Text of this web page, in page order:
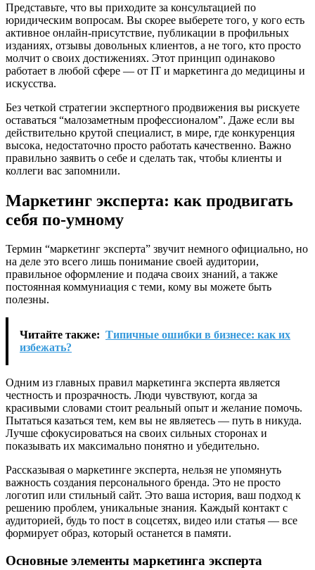
Представьте, что вы приходите за консультацией по
юридическим вопросам. Вы скорее выберете того, у кого есть
активное онлайн-присутствие, публикации в профильных
изданиях, отзывы довольных клиентов, а не того, кто просто
молчит о своих достижениях. Этот принцип одинаково
работает в любой сфере — от IT и маркетинга до медицины и
искусства.
Без четкой стратегии экспертного продвижения вы рискуете
оставаться “малозаметным профессионалом”. Даже если вы
действительно крутой специалист, в мире, где конкуренция
высока, недостаточно просто работать качественно. Важно
правильно заявить о себе и сделать так, чтобы клиенты и
коллеги вас запомнили.
Маркетинг эксперта: как продвигать
себя по-умному
Термин “маркетинг эксперта” звучит немного официально, но
на деле это всего лишь понимание своей аудитории,
правильное оформление и подача своих знаний, а также
постоянная коммуниация с теми, кому вы можете быть
полезны.
Читайте также: Типичные ошибки в бизнесе: как их
избежать?
Одним из главных правил маркетинга эксперта является
честность и прозрачность. Люди чувствуют, когда за
красивыми словами стоит реальный опыт и желание помочь.
Пытаться казаться тем, кем вы не являетесь — путь в никуда.
Лучше сфокусироваться на своих сильных сторонах и
показывать их максимально понятно и убедительно.
Рассказывая о маркетинге эксперта, нельзя не упомянуть
важность создания персонального бренда. Это не просто
логотип или стильный сайт. Это ваша история, ваш подход к
решению проблем, уникальные знания. Каждый контакт с
аудиторией, будь то пост в соцсетях, видео или статья — все
формирует образ, который останется в памяти.
Основные элементы маркетинга эксперта